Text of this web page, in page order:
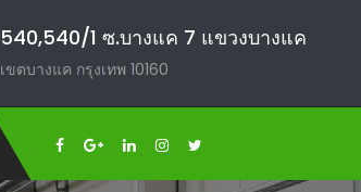
540,540/1 ซ.บางแค 7 แขวงบางแค
เขตบางแค กรุงเทพ 10160